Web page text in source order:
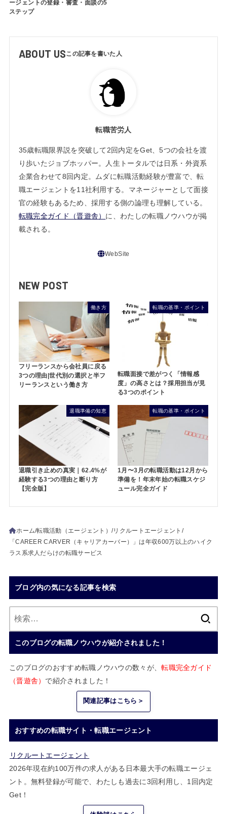
ージェントの登録・審査・面談の5
ステップ
ABOUT US
転職苦労人
35歳転職限界説を突破して2回内定をGet、5つの会社を渡
り歩いたジョブホッパー。人生トータルでは日系・外資系
企業合わせて8回内定。ムダに転職活動経験が豊富で、転
職エージェントを11社利用する。マネージャーとして面接
官の経験もあるため、採用する側の論理も理解している。
転職完全ガイド（晋遊舎） に、わたしの転職ノウハウが掲
載される。
NEW POST
働き方
フリーランスから会社員に戻る
3つの理由|世代別の選択と半フ
リーランスという働き方
転職の基準・ポイント
転職面接で差がつく「情報感
度」の高さとは？採用担当が見
る3つのポイント
退職準備の知恵
退職引き止めの真実｜62.4%が
経験する3つの理由と断り方
【完全版】
転職の基準・ポイント
1月〜3月の転職活動は12月から
準備を！年末年始の転職スケジ
ュール完全ガイド
ホーム 転職活動（エージェント） リクルートエージェント
「CAREER CARVER（キャリアカーバー）」は年収600万以上のハイク
ラス系求人だらけの転職サービス
ブログ内の気になる記事を検索
このブログの転職ノウハウが紹介されました！
このブログのおすすめ転職ノウハウの数々が、転職完全ガイド
（晋遊舎） で紹介されました！
関連記事はこちら＞
おすすめの転職サイト・転職エージェント
リクルートエージェント
2026年現在約100万件の求人がある日本最大手の転職エージェ
ント。無料登録が可能で、わたしも過去に3回利用し、1回内定
Get！